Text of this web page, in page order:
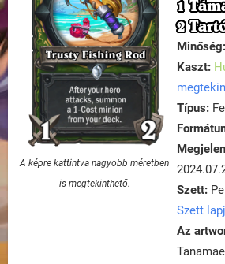
A képre kattintva nagyobb méretben
is megtekinthető.
1
2
Minőség:
Kaszt:
Típus:
Szett:
Szett
Az